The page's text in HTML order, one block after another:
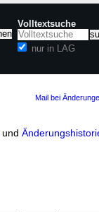
Volltextsuche
nur in LAG
Mail bei
und